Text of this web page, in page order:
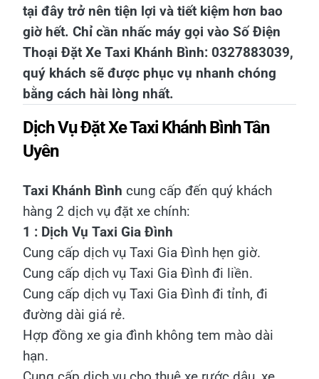
tại đây trở nên tiện lợi và tiết kiệm hơn bao
giờ hết. Chỉ cần nhấc máy gọi vào Số Điện
Thoại Đặt Xe Taxi Khánh Bình: 0327883039,
quý khách sẽ được phục vụ nhanh chóng
bằng cách hài lòng nhất.
Dịch Vụ Đặt Xe Taxi Khánh Bình Tân
Uyên
Taxi Khánh Bình cung cấp đến quý khách
hàng 2 dịch vụ đặt xe chính:
1 : Dịch Vụ Taxi Gia Đình
Cung cấp dịch vụ Taxi Gia Đình hẹn giờ.
Cung cấp dịch vụ Taxi Gia Đình đi liền.
Cung cấp dịch vụ Taxi Gia Đình đi tỉnh, đi
đường dài giá rẻ.
Hợp đồng xe gia đình không tem mào dài
hạn.